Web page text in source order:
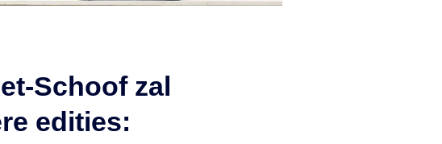
Schoof zal
edities: